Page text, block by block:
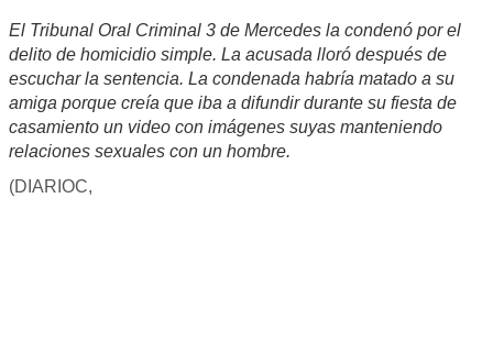
El Tribunal Oral Criminal 3 de Mercedes la condenó por el
delito de homicidio simple. La acusada lloró después de
escuchar la sentencia. La condenada habría matado a su
amiga porque creía que iba a difundir durante su fiesta de
casamiento un video con imágenes suyas manteniendo
relaciones sexuales con un hombre.
(DIARIOC,